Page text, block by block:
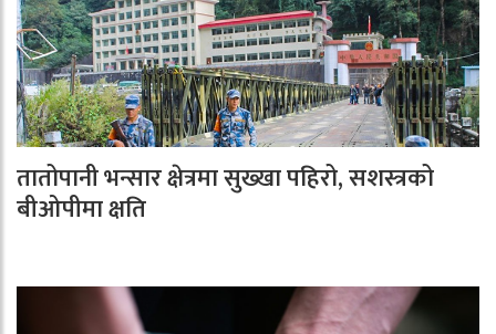
तातोपानी भन्सार क्षेत्रमा सुख्खा पहिरो, सशस्त्रको
बीओपीमा क्षति